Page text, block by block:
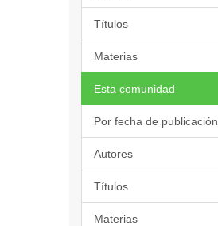
Títulos
Materias
Esta comunidad
Por fecha de publicación
Autores
Títulos
Materias